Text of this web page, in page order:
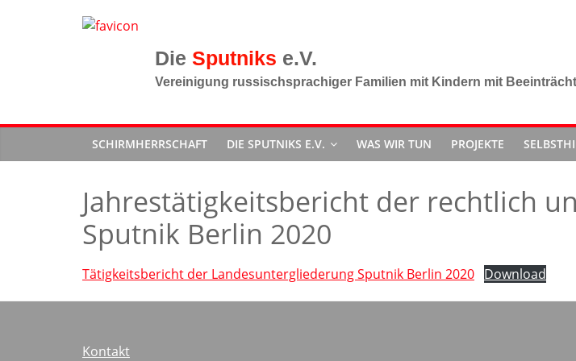
Sputniks
Vereinigung russischsprachiger Familien mit Kindern mit
SCHIRMHERRSCHAFT DIE SPUTNIKS E.V. WAS WIR TUN PROJEKTE
Jahrestätigkeitsbericht der rechtlich
Sputnik Berlin 2020
Tätigkeitsbericht der Landesuntergliederung Sputnik Berlin 2020 Download
Kontakt